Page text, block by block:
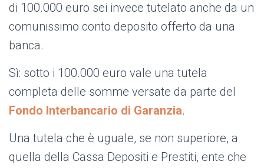
di 100.000 euro sei invece tutelato anche da un
comunissimo conto deposito offerto da una
banca.
Sì: sotto i 100.000 euro vale una tutela
completa delle somme versate da parte del
Fondo Interbancario di Garanzia.
Una tutela che è uguale, se non superiore, a
quella della Cassa Depositi e Prestiti, ente che